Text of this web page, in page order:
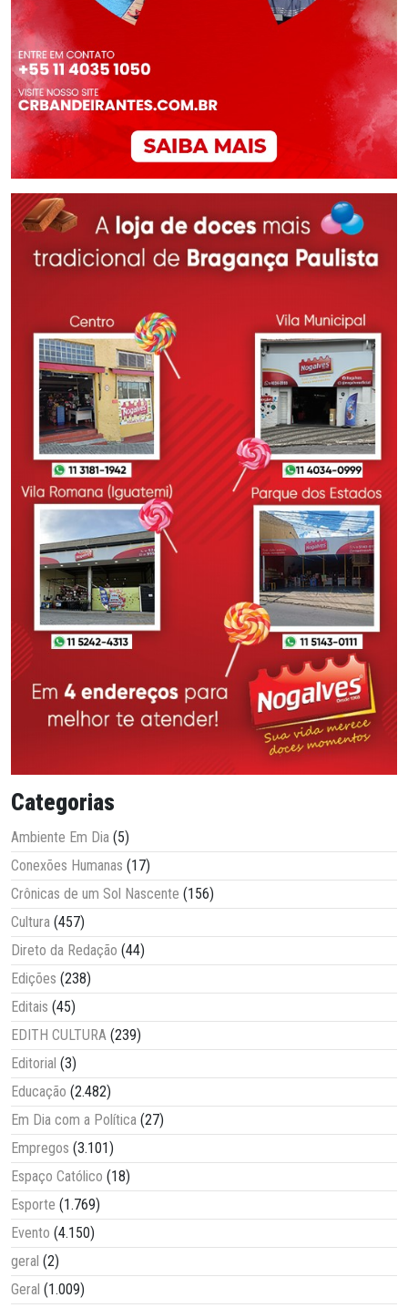
Categorias
Ambiente Em Dia (5)
Conexões Humanas (17)
Crônicas de um Sol Nascente (156)
Cultura (457)
Direto da Redação (44)
Edições (238)
Editais (45)
EDITH CULTURA (239)
Editorial (3)
Educação (2.482)
Em Dia com a Política (27)
Empregos (3.101)
Espaço Católico (18)
Esporte (1.769)
Evento (4.150)
geral (2)
Geral (1.009)